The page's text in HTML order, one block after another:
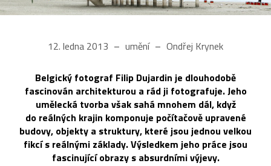
12. ledna 2013 umění Ondřej Krynek
Belgický fotograf Filip Dujardin je dlouhodobě
fascinován architekturou a rád ji fotografuje. Jeho
umělecká tvorba však sahá mnohem dál, když
do reálných krajin komponuje počítačově upravené
budovy, objekty a struktury, které jsou jednou velkou
fikcí s reálnými základy. Výsledkem jeho práce jsou
fascinující obrazy s absurdními výjevy.